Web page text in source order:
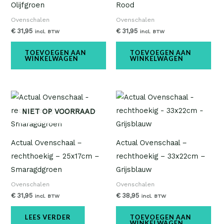
Olijfgroen
Ovenschalen
€31,95 incl. BTW
TOEVOEGEN AAN
WINKELWAGEN
Rood
Ovenschalen
€31,95 incl. BTW
TOEVOEGEN AAN
WINKELWAGEN
NIET OP VOORRAAD
Actual Ovenschaal –
rechthoekig – 25x17cm –
Smaragdgroen
Ovenschalen
€31,95 incl. BTW
LEES VERDER
Actual Ovenschaal –
rechthoekig – 33x22cm –
Grijsblauw
Ovenschalen
€38,95 incl. BTW
TOEVOEGEN AAN